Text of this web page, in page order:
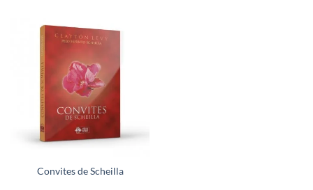
Convites de Scheilla